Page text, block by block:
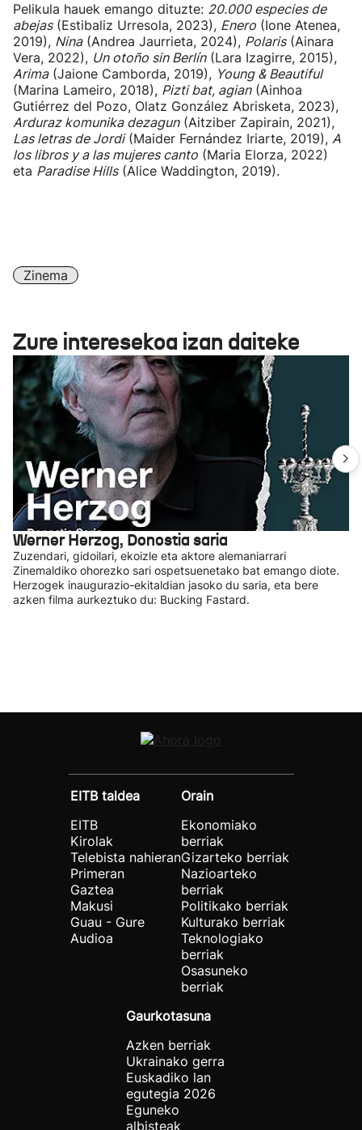
Pelikula hauek emango dituzte: 20.000 especies de
abejas(Estibaliz Urresola, 2023), Enero (Ione Atenea,
2019), Nina(Andrea Jaurrieta, 2024), Polaris(Ainara
Vera, 2022), Un otoño sin Berlín(Lara Izagirre, 2015),
Arima(Jaione Camborda, 2019), Young & Beautiful
(Marina Lameiro, 2018), Pizti bat, agian(Ainhoa
Gutiérrez del Pozo, Olatz González Abrisketa, 2023),
Arduraz komunika dezagun(Aitziber Zapirain, 2021),
Las letras de Jordi(Maider Fernández Iriarte, 2019), A
los libros y a las mujeres canto (Maria Elorza, 2022)
eta Paradise Hills(Alice Waddington, 2019).
Zinema
Zure interesekoa izan daiteke
Werner Herzog, Donostia saria
Zuzendari, gidoilari, ekoizle eta aktore alemaniarrari
Zinemaldiko ohorezko sari ospetsuenetako bat emango diote.
Herzogek inaugurazio-ekitaldian jasoko du saria, eta bere
azken filma aurkeztuko du: Bucking Fastard.
EITB taldea
EITB
Kirolak
Telebista nahieran
Primeran
Gaztea
Makusi
Guau - Gure
Audioa
Orain
Ekonomiako
berriak
Gizarteko berriak
Nazioarteko
berriak
Politikako berriak
Kulturako berriak
Teknologiako
berriak
Osasuneko
berriak
Gaurkotasuna
Azken berriak
Ukrainako gerra
Euskadiko lan
egutegia 2026
Eguneko
albisteak